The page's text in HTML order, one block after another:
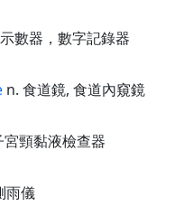
數器，數字記錄器
n. 食道鏡, 食道內窺鏡
宮頸黏液檢查器
雨儀